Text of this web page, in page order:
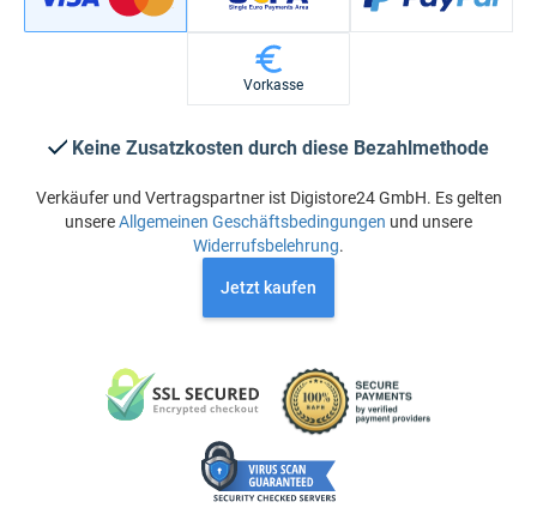
Vorkasse
Keine Zusatzkosten durch diese Bezahlmethode
Verkäufer und Vertragspartner ist Digistore24 GmbH. Es gelten
unsereAllgemeinen Geschäftsbedingungen und unsere
Widerrufsbelehrung.
Jetzt kaufen